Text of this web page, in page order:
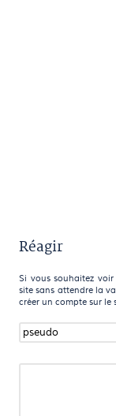
Réagir
Si vous souhaitez
site sans attendre la
créer un compte sur le